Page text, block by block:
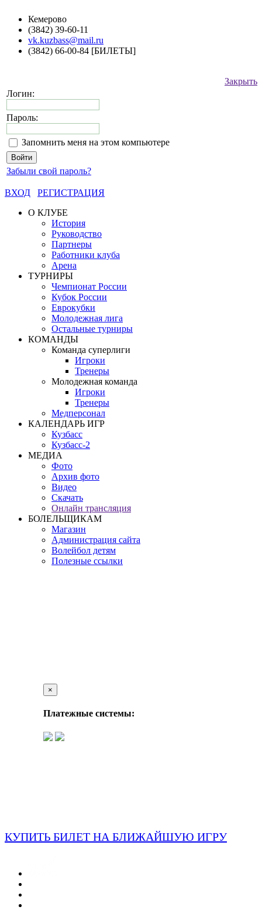
Кемерово
(3842) 39-60-11
vk.kuzbass@mail.ru
(3842) 66-00-84 [БИЛЕТЫ]
Закрыть
Логин:
Пароль:
Запомнить меня на этом компьютере
Забыли свой пароль?
ВХОД
РЕГИСТРАЦИЯ
О КЛУБЕ
История
Руководство
Партнеры
Работники клуба
Арена
ТУРНИРЫ
Чемпионат России
Кубок России
Еврокубки
Молодежная лига
Остальные турниры
КОМАНДЫ
Команда суперлиги
Игроки
Тренеры
Молодежная команда
Игроки
Тренеры
Медперсонал
КАЛЕНДАРЬ ИГР
Кузбасс
Кузбасс-2
МЕДИА
Фото
Архив фото
Видео
Скачать
Онлайн трансляция
БОЛЕЛЬЩИКАМ
Магазин
Администрация сайта
Волейбол детям
Полезные ссылки
×
Платежные системы:
КУПИТЬ БИЛЕТ НА БЛИЖАЙШУЮ ИГРУ